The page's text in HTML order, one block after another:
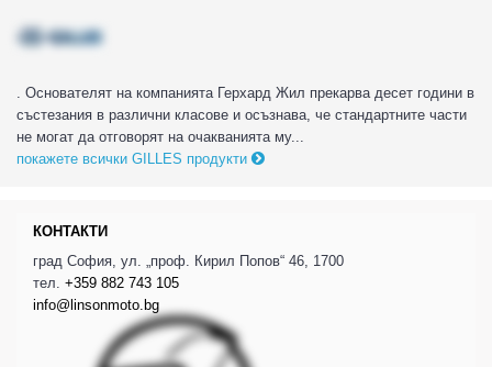
. Основателят на компанията Герхард Жил прекарва десет години в
състезания в различни класове и осъзнава, че стандартните части
не могат да отговорят на очакванията му...
покажете всички GILLES продукти
КОНТАКТИ
град София, ул. „проф. Кирил Попов“ 46, 1700
тел. +359 882 743 105
info@linsonmoto.bg